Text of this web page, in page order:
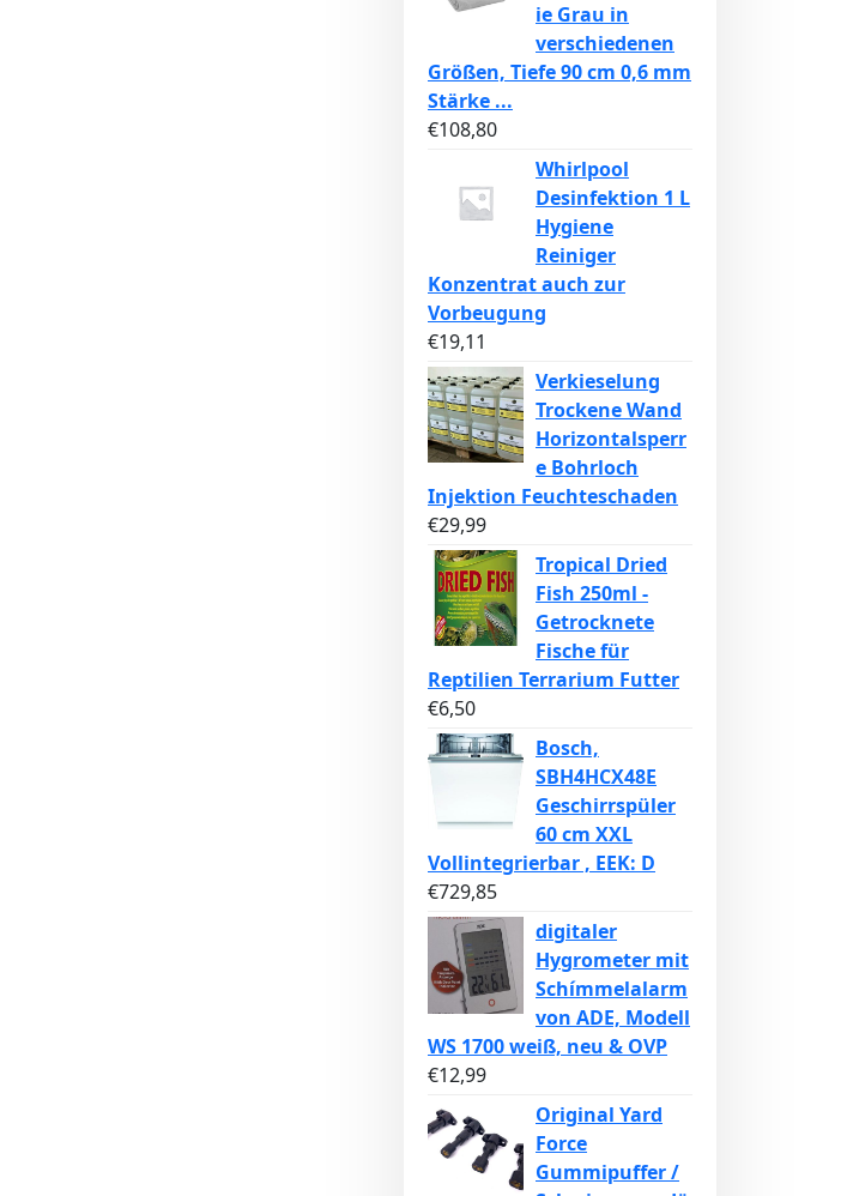
ie Grau in
verschiedenen
Größen, Tiefe 90 cm 0,6 mm
Stärke ...
€108,80
Whirlpool
Desinfektion 1 L
Hygiene
Reiniger
Konzentrat auch zur
Vorbeugung
€19,11
Verkieselung
Trockene Wand
Horizontalsperr
e Bohrloch
Injektion Feuchteschaden
€29,99
Tropical Dried
Fish 250ml -
Getrocknete
Fische für
Reptilien Terrarium Futter
€6,50
Bosch,
SBH4HCX48E
Geschirrspüler
60 cm XXL
Vollintegrierbar , EEK: D
€729,85
digitaler
Hygrometer mit
Schímmelalarm
von ADE, Modell
WS 1700 weiß, neu & OVP
€12,99
Original Yard
Force
Gummipuffer /